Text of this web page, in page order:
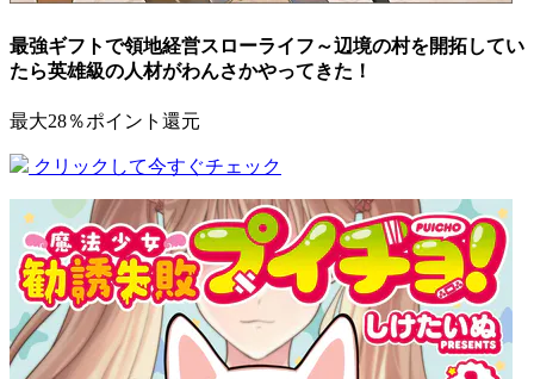
最強ギフトで領地経営スローライフ～辺境の村を開拓してい
たら英雄級の人材がわんさかやってきた！
最大28％ポイント還元
クリックして今すぐチェック